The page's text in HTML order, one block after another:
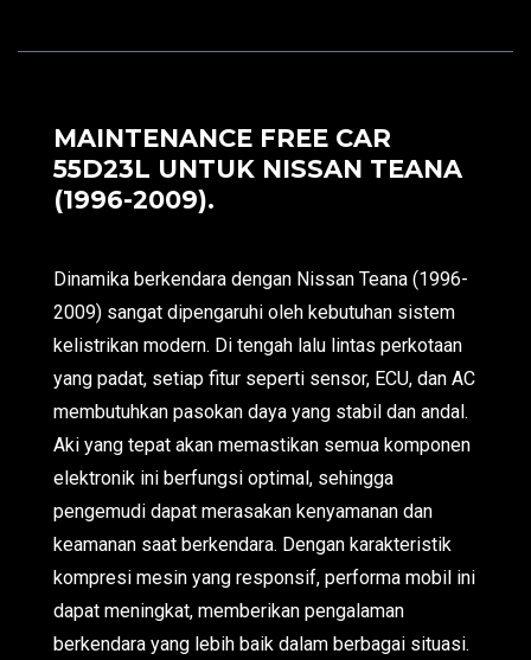
MAINTENANCE FREE CAR
55D23L UNTUK NISSAN TEANA
(1996-2009).
Dinamika berkendara dengan Nissan Teana (1996-
2009) sangat dipengaruhi oleh kebutuhan sistem
kelistrikan modern. Di tengah lalu lintas perkotaan
yang padat, setiap fitur seperti sensor, ECU, dan AC
membutuhkan pasokan daya yang stabil dan andal.
Aki yang tepat akan memastikan semua komponen
elektronik ini berfungsi optimal, sehingga
pengemudi dapat merasakan kenyamanan dan
keamanan saat berkendara. Dengan karakteristik
kompresi mesin yang responsif, performa mobil ini
dapat meningkat, memberikan pengalaman
berkendara yang lebih baik dalam berbagai situasi.